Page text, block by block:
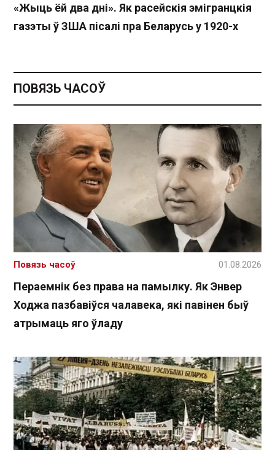
«Жыць ёй два дні». Як расейскія эмігранцкія
газэты ў ЗША пісалі пра Беларусь у 1920-х
ПОВЯЗЬ ЧАСОЎ
Пераемнік без права на памылку. Як Энвер
Ходжа пазбавіўся чалавека, які павінен быў
атрымаць яго ўладу
Повязь часоў 01.08.2026